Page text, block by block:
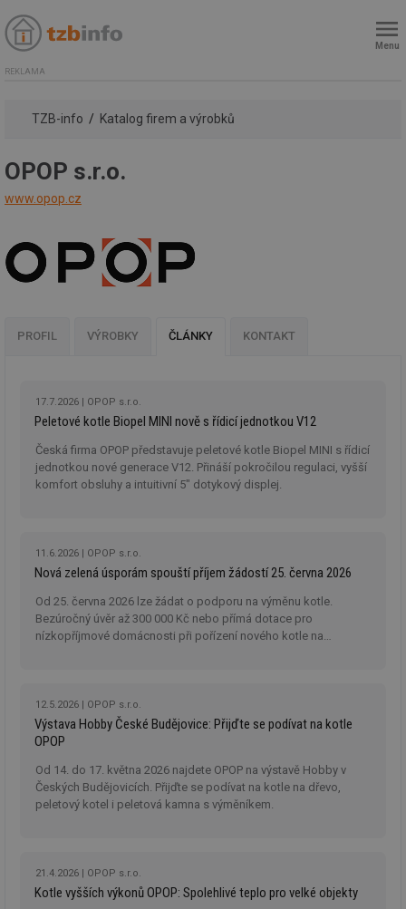
Menu
REKLAMA
TZB-info Katalog firem a výrobků
OPOP s.r.o.
www.opop.cz
PROFIL VÝROBKY ČLÁNKY KONTAKT
17.7.2026 OPOP s.r.o.
Peletové kotle Biopel MINI nově s řídicí jednotkou V12
Česká firma OPOP představuje peletové kotle Biopel MINI s řídicí
jednotkou nové generace V12. Přináší pokročilou regulaci, vyšší
komfort obsluhy a intuitivní 5" dotykový displej.
11.6.2026 OPOP s.r.o.
Nová zelená úsporám spouští příjem žádostí 25. června 2026
Od 25. června 2026 lze žádat o podporu na výměnu kotle.
Bezúročný úvěr až 300 000 Kč nebo přímá dotace pro
nízkopříjmové domácnosti při pořízení nového kotle na
12.5.2026 OPOP s.r.o.
Výstava Hobby České Budějovice: Přijďte se podívat na kotle
OPOP
Od 14. do 17. května 2026 najdete OPOP na výstavě Hobby v
Českých Budějovicích. Přijďte se podívat na kotle na dřevo,
peletový kotel i peletová kamna s výměníkem.
21.4.2026 OPOP s.r.o.
Kotle vyšších výkonů OPOP: Spolehlivé teplo pro velké objekty